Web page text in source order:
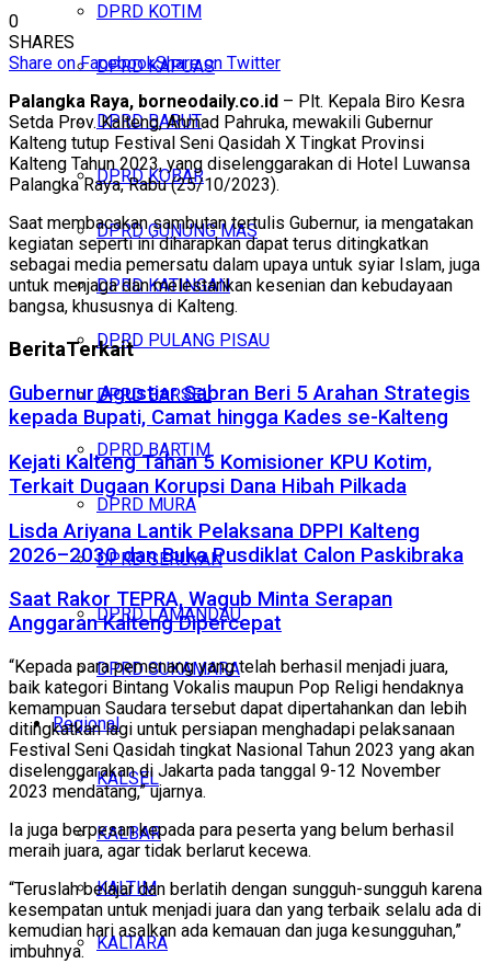
DPRD KOTIM
DPRD KAPUAS
DPRD BARUT
DPRD KOBAR
DPRD GUNUNG MAS
DPRD KATINGAN
DPRD PULANG PISAU
DPRD BARSEL
DPRD BARTIM
DPRD MURA
DPRD SERUYAN
DPRD LAMANDAU
DPRD SUKAMARA
Regional
KALSEL
KALBAR
KALTIM
KALTARA
0
SHARES
Share on FacebookShare on Twitter
Palangka Raya, borneodaily.co.id – Plt. Kepala Biro Kesra
Setda Prov. Kalteng, Ahmad Pahruka, mewakili Gubernur
Kalteng tutup Festival Seni Qasidah X Tingkat Provinsi
Kalteng Tahun 2023, yang diselenggarakan di Hotel Luwansa
Palangka Raya, Rabu (25/10/2023).
Saat membacakan sambutan tertulis Gubernur, ia mengatakan
kegiatan seperti ini diharapkan dapat terus ditingkatkan
sebagai media pemersatu dalam upaya untuk syiar Islam, juga
untuk menjaga dan melestarikan kesenian dan kebudayaan
bangsa, khususnya di Kalteng.
BeritaTerkait
Gubernur Agustiar Sabran Beri 5 Arahan Strategis
kepada Bupati, Camat hingga Kades se-Kalteng
Kejati Kalteng Tahan 5 Komisioner KPU Kotim,
Terkait Dugaan Korupsi Dana Hibah Pilkada
Lisda Ariyana Lantik Pelaksana DPPI Kalteng
2026–2030 dan Buka Pusdiklat Calon Paskibraka
Saat Rakor TEPRA, Wagub Minta Serapan
Anggaran Kalteng Dipercepat
“Kepada para pemenang yang telah berhasil menjadi juara,
baik kategori Bintang Vokalis maupun Pop Religi hendaknya
kemampuan Saudara tersebut dapat dipertahankan dan lebih
ditingkatkan lagi untuk persiapan menghadapi pelaksanaan
Festival Seni Qasidah tingkat Nasional Tahun 2023 yang akan
diselenggarakan di Jakarta pada tanggal 9-12 November
2023 mendatang,” ujarnya.
Ia juga berpesan kepada para peserta yang belum berhasil
meraih juara, agar tidak berlarut kecewa.
“Teruslah belajar dan berlatih dengan sungguh-sungguh karena
kesempatan untuk menjadi juara dan yang terbaik selalu ada di
kemudian hari asalkan ada kemauan dan juga kesungguhan,”
imbuhnya.